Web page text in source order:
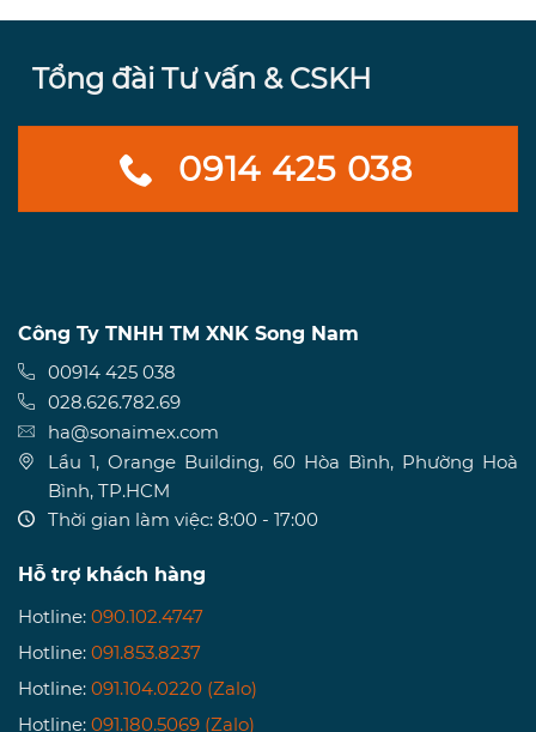
Tổng đài Tư vấn & CSKH
0914 425 038
Công Ty TNHH TM XNK Song Nam
00914 425 038
028.626.782.69
ha@sonaimex.com
Lầu 1, Orange Building, 60 Hòa Bình, Phường Hoà
Bình, TP.HCM
Thời gian làm việc: 8:00 - 17:00
Hỗ trợ khách hàng
Hotline: 090.102.4747
Hotline: 091.853.8237
Hotline: 091.104.0220 (Zalo)
Hotline: 091.180.5069 (Zalo)